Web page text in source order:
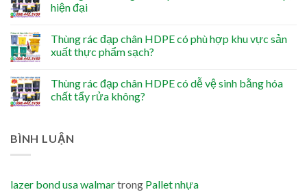
hiện đại
Thùng rác đạp chân HDPE có phù hợp khu vực sản
xuất thực phẩm sạch?
Thùng rác đạp chân HDPE có dễ vệ sinh bằng hóa
chất tẩy rửa không?
BÌNH LUẬN
lazer bond usa walmartrong Pallet nhựa